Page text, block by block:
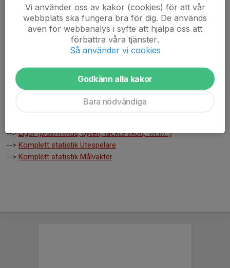
Komplett statistik Målvakter
Försäsongen
-->Komplett statistik Utespelare
-->
Komplett statistik Målvakter
-->Ligor (plus/minus, byten, täckta skott, m.m..)
--> Komplett statistik Utespelare
--> Komplett statistik Målvakter
Vi använder oss av kakor (cookies) för att vår
webbplats ska fungera bra för dig. De används
även för webbanalys i syfte att hjälpa oss att
förbättra våra tjänster.
Så använder vi cookies
Godkänn alla kakor
Bara nödvändiga